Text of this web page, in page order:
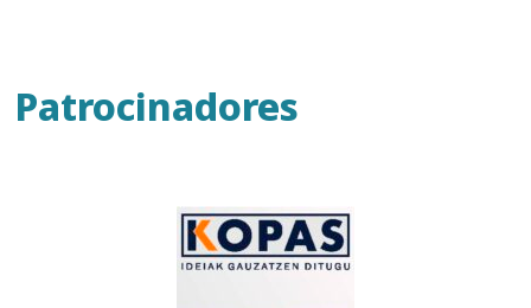
Patrocinadores